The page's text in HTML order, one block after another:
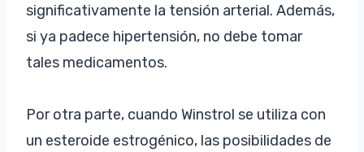
significativamente la tensión arterial. Además,
si ya padece hipertensión, no debe tomar
tales medicamentos.
Por otra parte, cuando Winstrol se utiliza con
un esteroide estrogénico, las posibilidades de